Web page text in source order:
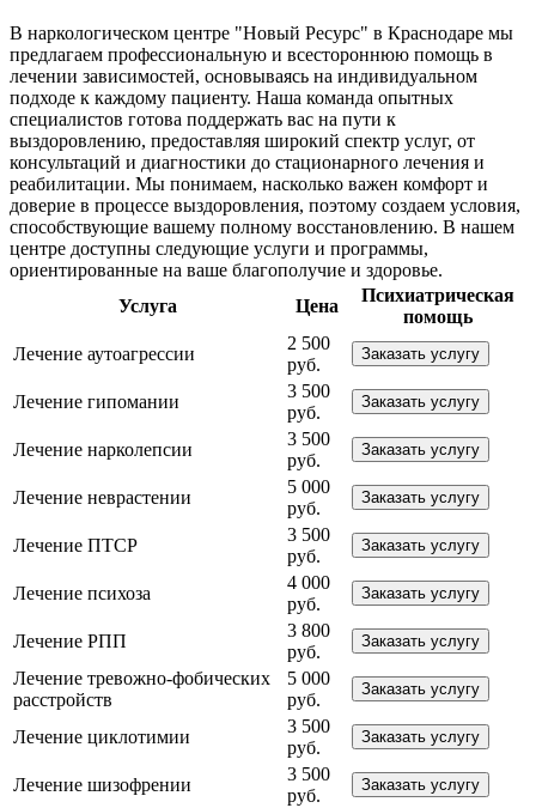
В наркологическом центре "Новый Ресурс" в Краснодаре мы
предлагаем профессиональную и всестороннюю помощь в
лечении зависимостей, основываясь на индивидуальном
подходе к каждому пациенту. Наша команда опытных
специалистов готова поддержать вас на пути к
выздоровлению, предоставляя широкий спектр услуг, от
консультаций и диагностики до стационарного лечения и
реабилитации. Мы понимаем, насколько важен комфорт и
доверие в процессе выздоровления, поэтому создаем условия,
способствующие вашему полному восстановлению. В нашем
центре доступны следующие услуги и программы,
ориентированные на ваше благополучие и здоровье.
Услуга
Цена
Психиатрическая
помощь
Лечение аутоагрессии
2 500
руб.
Заказать услугу
Лечение гипомании
3 500
руб.
Заказать услугу
Лечение нарколепсии
3 500
руб.
Заказать услугу
Лечение неврастении
5 000
руб.
Заказать услугу
Лечение ПТСР
3 500
руб.
Заказать услугу
Лечение психоза
4 000
руб.
Заказать услугу
Лечение РПП
3 800
руб.
Заказать услугу
Лечение тревожно-фобических
расстройств
5 000
руб.
Заказать услугу
Лечение циклотимии
3 500
руб.
Заказать услугу
Лечение шизофрении
3 500
руб.
Заказать услугу